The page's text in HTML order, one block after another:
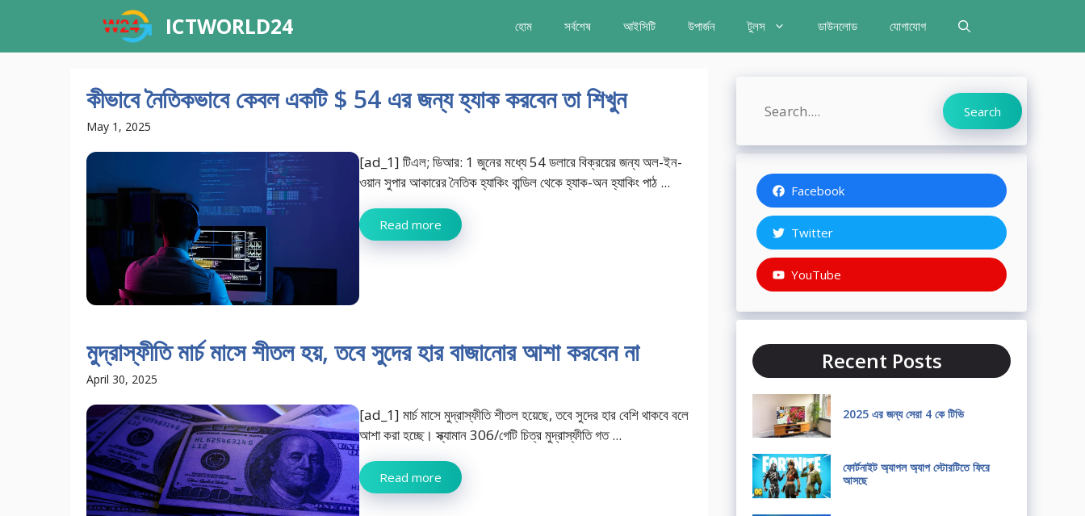
content
ICTWORLD24 হোম সর্বশেষ আইসিটি উপার্জন টুলস ডাউনলোড যোগাযোগ
কীভাবে নৈতিকভাবে কেবল একটি $ 54 এর জন্য হ্যাক করবেন তা শিখুন
May 1, 2025
[ad_1] টিএল; ডিআর: 1 জুনের মধ্যে 54 ডলারে বিক্রয়ের জন্য অল-ইন-
ওয়ান সুপার আকারের নৈতিক হ্যাকিং বান্ডিল থেকে হ্যাক-অন হ্যাকিং পাঠ ...
Read more
মুদ্রাস্ফীতি মার্চ মাসে শীতল হয়, তবে সুদের হার বাজানোর আশা করবেন না
April 30, 2025
[ad_1] মার্চ মাসে মুদ্রাস্ফীতি শীতল হয়েছে, তবে সুদের হার বেশি থাকবে বলে
আশা করা হচ্ছে। স্ক্যামান 306/গেটি চিত্র মুদ্রাস্ফীতি গত ...
Read more
Search Search
Facebook
Twitter
YouTube
Recent Posts
2025 এর জন্য সেরা 4 কে টিভি
ফোর্টনাইট অ্যাপল অ্যাপ স্টোরটিতে ফিরে
আসছে